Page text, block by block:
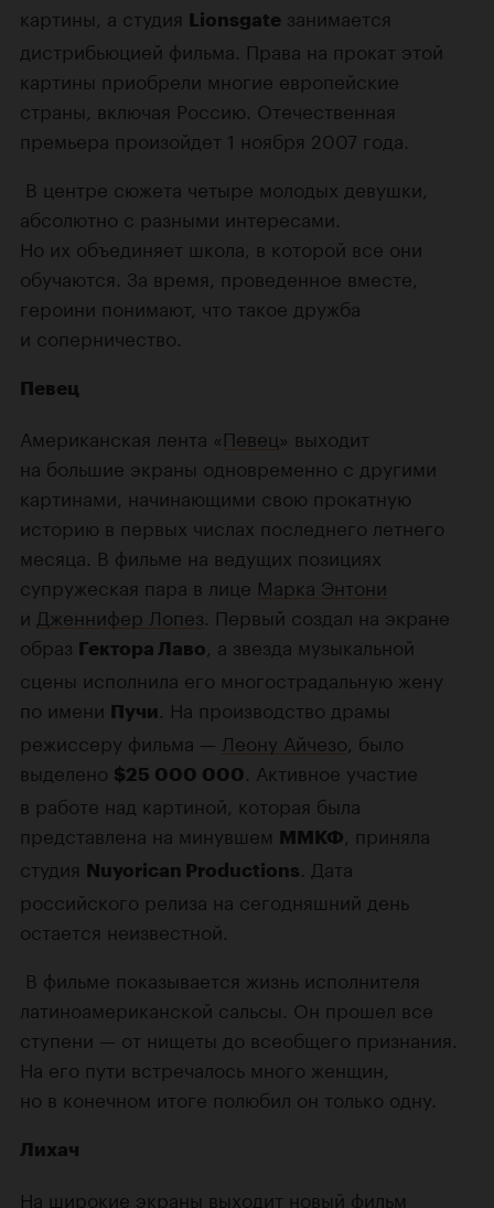
картины, а студия Lionsgate занимается
дистрибьюцией фильма. Права на прокат этой
картины приобрели многие европейские
страны, включая Россию. Отечественная
премьера произойдет 1 ноября 2007 года.
В центре сюжета четыре молодых девушки,
абсолютно с разными интересами.
Но их объединяет школа, в которой все они
обучаются. За время, проведенное вместе,
героини понимают, что такое дружба
и соперничество.
Певец
Американская лента «Певец» выходит
на большие экраны одновременно с другими
картинами, начинающими свою прокатную
историю в первых числах последнего летнего
месяца. В фильме на ведущих позициях
супружеская пара в лице Марка Энтони
и Дженнифер Лопез . Первый создал на экране
образ Гектора Лаво , а звезда музыкальной
сцены исполнила его многострадальную жену
по имени Пучи
. На производство драмы
режиссеру фильма — Леону Айчезо , было
выделено $25 000 000
. Активное участие
в работе над картиной, которая была
представлена на минувшем ММКФ
, приняла
студия Nuyorican Productions
. Дата
российского релиза на сегодняшний день
остается неизвестной.
В фильме показывается жизнь исполнителя
латиноамериканской сальсы. Он прошел все
ступени — от нищеты до всеобщего признания.
На его пути встречалось много женщин,
но в конечном итоге полюбил он только одну.
Лихач
На широкие экраны выходит новый фильм